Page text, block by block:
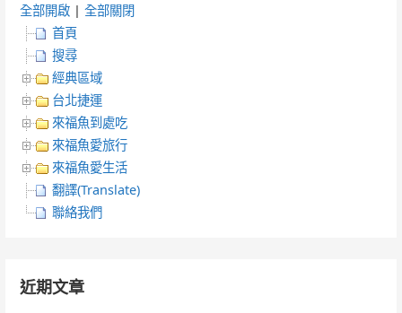
全部開啟 |全部關閉
首頁
搜尋
經典區域
台北捷運
來福魚到處吃
來福魚愛旅行
來福魚愛生活
翻譯(Translate)
聯絡我們
近期文章